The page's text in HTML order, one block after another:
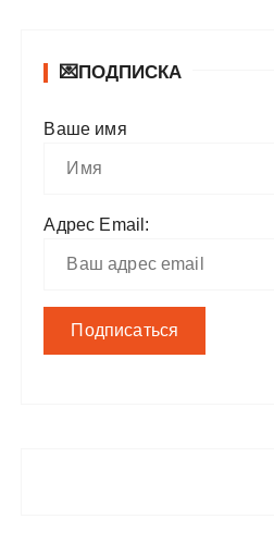
💌ПОДПИСКА
Ваше имя
Адрес Email: